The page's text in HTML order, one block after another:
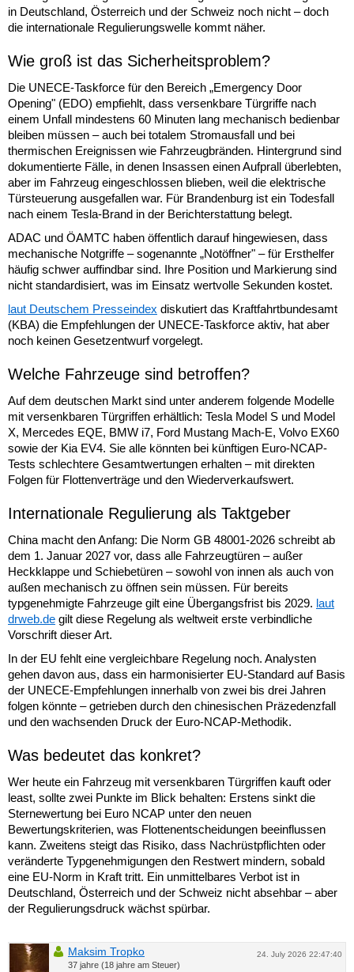
in Deutschland, Österreich und der Schweiz noch nicht – doch
die internationale Regulierungswelle kommt näher.
Wie groß ist das Sicherheitsproblem?
Die UNECE-Taskforce für den Bereich „Emergency Door
Opening" (EDO) empfiehlt, dass versenkbare Türgriffe nach
einem Unfall mindestens 60 Minuten lang mechanisch bedienbar
bleiben müssen – auch bei totalem Stromausfall und bei
thermischen Ereignissen wie Fahrzeugbränden. Hintergrund sind
dokumentierte Fälle, in denen Insassen einen Aufprall überlebten,
aber im Fahrzeug eingeschlossen blieben, weil die elektrische
Türsteuerung ausgefallen war. Für Brandenburg ist ein Todesfall
nach einem Tesla-Brand in der Berichterstattung belegt.
ADAC und ÖAMTC haben öffentlich darauf hingewiesen, dass
mechanische Notgriffe – sogenannte „Notöffner" – für Ersthelfer
häufig schwer auffindbar sind. Ihre Position und Markierung sind
nicht standardisiert, was im Einsatz wertvolle Sekunden kostet.
laut Deutschem Presseindex diskutiert das Kraftfahrtbundesamt
(KBA) die Empfehlungen der UNECE-Taskforce aktiv, hat aber
noch keinen Gesetzentwurf vorgelegt.
Welche Fahrzeuge sind betroffen?
Auf dem deutschen Markt sind unter anderem folgende Modelle
mit versenkbaren Türgriffen erhältlich: Tesla Model S und Model
X, Mercedes EQE, BMW i7, Ford Mustang Mach-E, Volvo EX60
sowie der Kia EV4. Sie alle könnten bei künftigen Euro-NCAP-
Tests schlechtere Gesamtwertungen erhalten – mit direkten
Folgen für Flottenverträge und den Wiederverkaufswert.
Internationale Regulierung als Taktgeber
China macht den Anfang: Die Norm GB 48001-2026 schreibt ab
dem 1. Januar 2027 vor, dass alle Fahrzeugtüren – außer
Heckklappe und Schiebetüren – sowohl von innen als auch von
außen mechanisch zu öffnen sein müssen. Für bereits
typgenehmigte Fahrzeuge gilt eine Übergangsfrist bis 2029. laut
drweb.de gilt diese Regelung als weltweit erste verbindliche
Vorschrift dieser Art.
In der EU fehlt eine vergleichbare Regelung noch. Analysten
gehen davon aus, dass ein harmonisierter EU-Standard auf Basis
der UNECE-Empfehlungen innerhalb von zwei bis drei Jahren
folgen könnte – getrieben durch den chinesischen Präzedenzfall
und den wachsenden Druck der Euro-NCAP-Methodik.
Was bedeutet das konkret?
Wer heute ein Fahrzeug mit versenkbaren Türgriffen kauft oder
least, sollte zwei Punkte im Blick behalten: Erstens sinkt die
Sternewertung bei Euro NCAP unter den neuen
Bewertungskriterien, was Flottenentscheidungen beeinflussen
kann. Zweitens steigt das Risiko, dass Nachrüstpflichten oder
veränderte Typgenehmigungen den Restwert mindern, sobald
eine EU-Norm in Kraft tritt. Ein unmittelbares Verbot ist in
Deutschland, Österreich und der Schweiz nicht absehbar – aber
der Regulierungsdruck wächst spürbar.
24. July 2026 22:47:40
Maksim Tropko
37 jahre (18 jahre am Steuer)